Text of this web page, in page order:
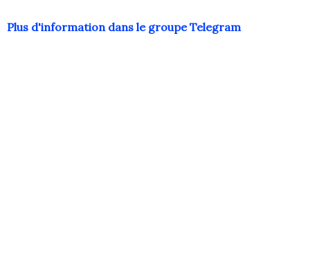
Plus d'information dans le groupe Telegram